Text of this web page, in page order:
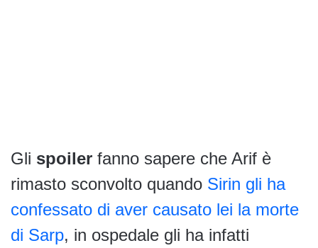
Gli spoiler fanno sapere che Arif è
rimasto sconvolto quando Sirin gli ha
confessato di aver causato lei la morte
di Sarp, in ospedale gli ha infatti